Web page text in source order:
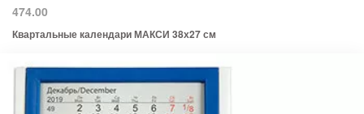
474.00
Квартальные календари МАКСИ 38х27 см